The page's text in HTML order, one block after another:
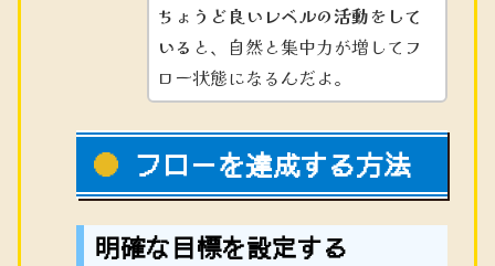
ちょうど良いレベルの活動をして
いる と、自然と集中力が増してフ
ロー状態になるんだよ。
フローを達成する方法
明確な目標を設定する